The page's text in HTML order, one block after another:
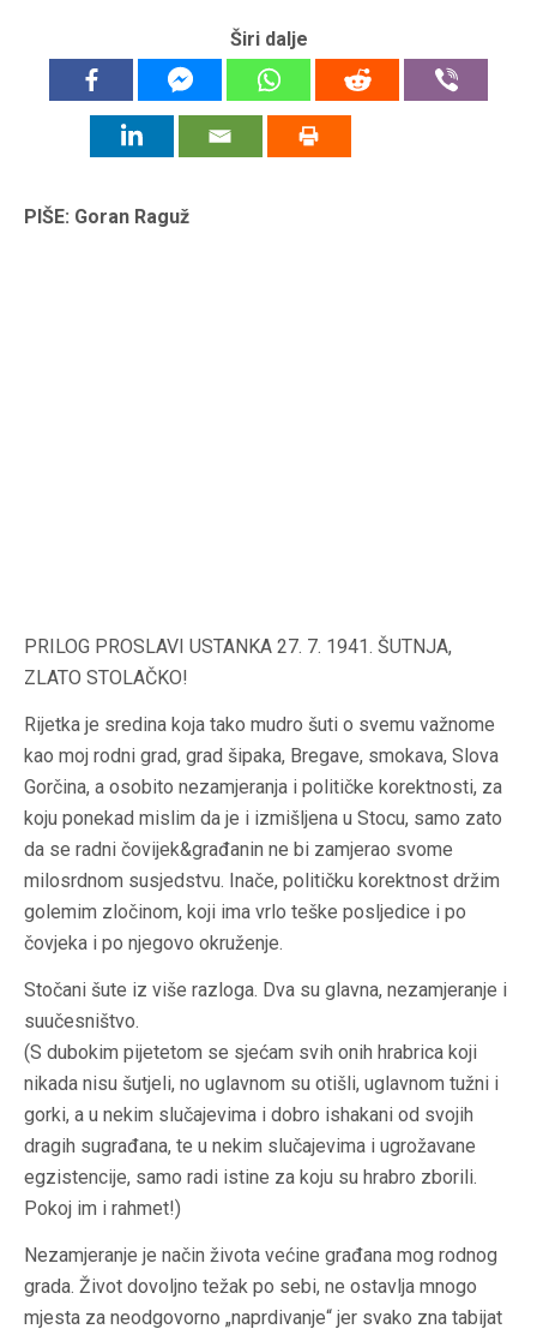
Širi dalje
PIŠE: Goran Raguž
PRILOG PROSLAVI USTANKA 27. 7. 1941. ŠUTNJA,
ZLATO STOLAČKO!
Rijetka je sredina koja tako mudro šuti o svemu važnome
kao moj rodni grad, grad šipaka, Bregave, smokava, Slova
Gorčina, a osobito nezamjeranja i političke korektnosti, za
koju ponekad mislim da je i izmišljena u Stocu, samo zato
da se radni čovijek&građanin ne bi zamjerao svome
milosrdnom susjedstvu. Inače, političku korektnost držim
golemim zločinom, koji ima vrlo teške posljedice i po
čovjeka i po njegovo okruženje.
Stočani šute iz više razloga. Dva su glavna, nezamjeranje i
suučesništvo.
(S dubokim pijetetom se sjećam svih onih hrabrica koji
nikada nisu šutjeli, no uglavnom su otišli, uglavnom tužni i
gorki, a u nekim slučajevima i dobro ishakani od svojih
dragih sugrađana, te u nekim slučajevima i ugrožavane
egzistencije, samo radi istine za koju su hrabro zborili.
Pokoj im i rahmet!)
Nezamjeranje je način života većine građana mog rodnog
grada. Život dovoljno težak po sebi, ne ostavlja mnogo
mjesta za neodgovorno „naprdivanje“ jer svako zna tabijat